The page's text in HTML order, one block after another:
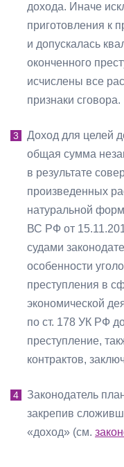
дохода. Иначе
приготовления к
и допускалась
оконченного
исчислены все
признаки сговора.
Доход для целей
общая сумма
в результате
произведенных
натуральной
ВС РФ от
судами
особенности
преступления в
экономической
по ст. 178 УК РФ
преступление,
контрактов,
Законодатель
закрепив
«доход» (см.